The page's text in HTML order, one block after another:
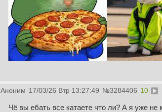
Аноним 17/03/26 Втр 13:27:49 №3284406 10
Чё вы ебать все катаете что ли? А я уже не